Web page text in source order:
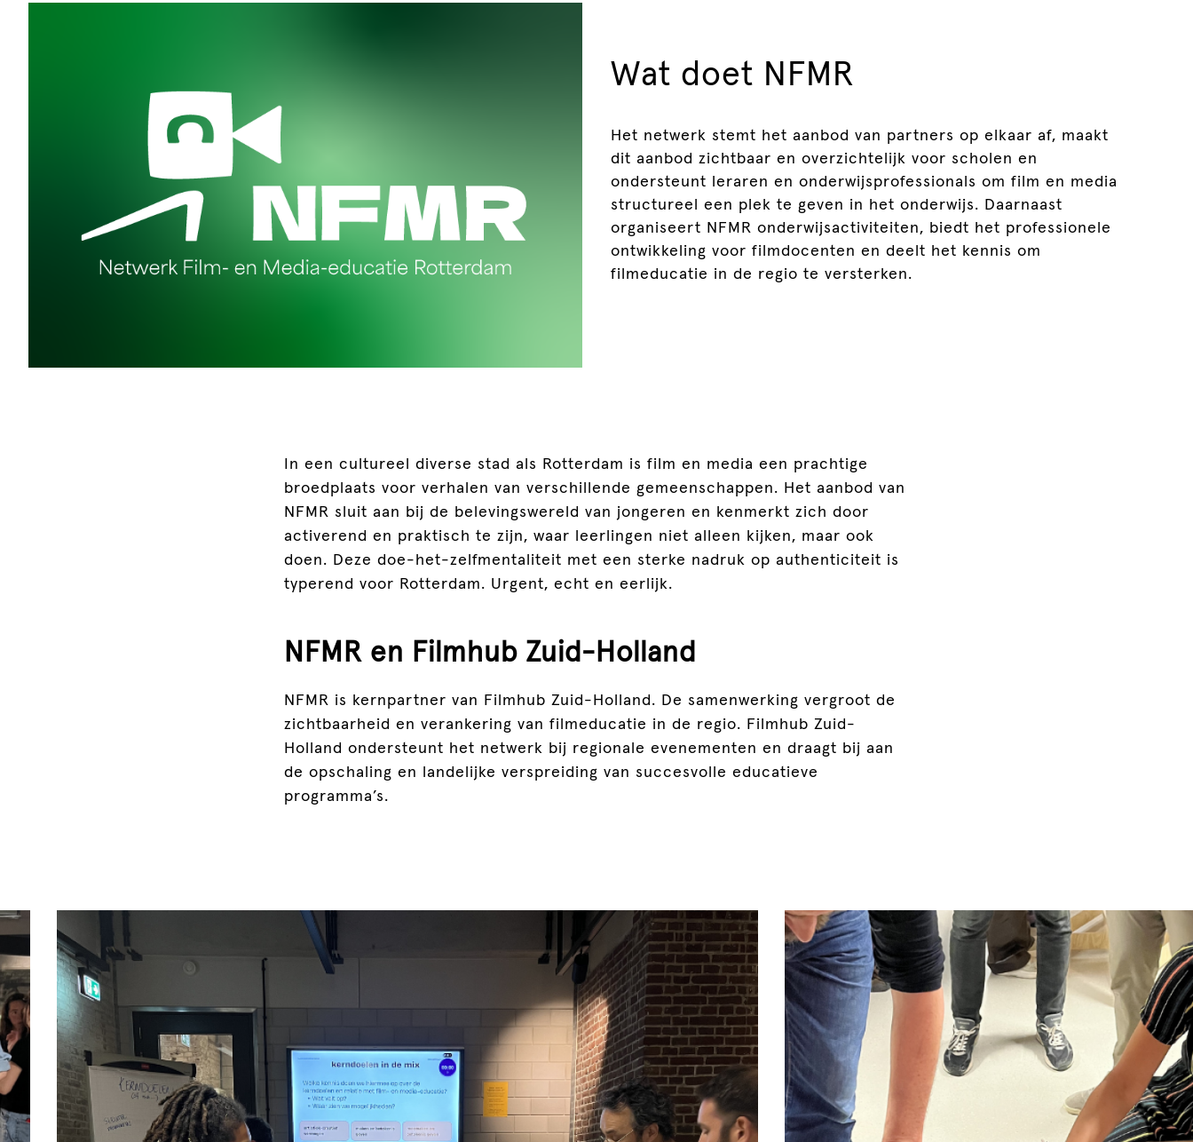
Wat doet NFMR
Het netwerk stemt het aanbod van partners op elkaar af, maakt
dit aanbod zichtbaar en overzichtelijk voor scholen en
ondersteunt leraren en onderwijsprofessionals om film en media
structureel een plek te geven in het onderwijs. Daarnaast
organiseert NFMR onderwijsactiviteiten, biedt het professionele
ontwikkeling voor filmdocenten en deelt het kennis om
filmeducatie in de regio te versterken.
In een cultureel diverse stad als Rotterdam is film en media een prachtige
broedplaats voor verhalen van verschillende gemeenschappen. Het aanbod van
NFMR sluit aan bij de belevingswereld van jongeren en kenmerkt zich door
activerend en praktisch te zijn, waar leerlingen niet alleen kijken, maar ook
doen. Deze doe-het-zelfmentaliteit met een sterke nadruk op authenticiteit is
typerend voor Rotterdam. Urgent, echt en eerlijk.
NFMR en Filmhub Zuid-Holland
NFMR is kernpartner van Filmhub Zuid-Holland. De samenwerking vergroot de
zichtbaarheid en verankering van filmeducatie in de regio. Filmhub Zuid-
Holland ondersteunt het netwerk bij regionale evenementen en draagt bij aan
de opschaling en landelijke verspreiding van succesvolle educatieve
programma’s.